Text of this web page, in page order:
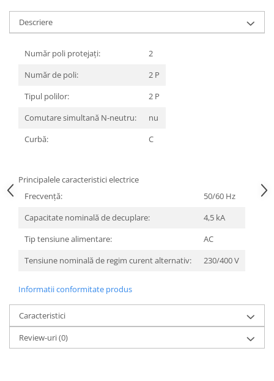
Iluminat decorativ de Craciun
Descriere
Număr poli protejați:
2
Număr de poli:
2 P
Tipul polilor:
2 P
Comutare simultană N-neutru:
nu
Curbă:
C
Principalele caracteristici electrice
Frecvenţă:
50/60 Hz
Capacitate nominală de decuplare:
4,5 kA
Tip tensiune alimentare:
AC
Tensiune nominală de regim curent alternativ:
230/400 V
Informatii conformitate produs
Caracteristici
Review-uri(0)